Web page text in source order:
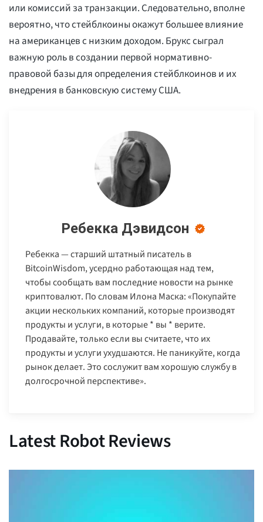
или комиссий за транзакции. Следовательно, вполне
вероятно, что стейблкоины окажут большее влияние
на американцев с низким доходом. Брукс сыграл
важную роль в создании первой нормативно-
правовой базы для определения стейблкоинов и их
внедрения в банковскую систему США.
Ребекка Дэвидсон
Ребекка — старший штатный писатель в
BitcoinWisdom, усердно работающая над тем,
чтобы сообщать вам последние новости на рынке
криптовалют. По словам Илона Маска: «Покупайте
акции нескольких компаний, которые производят
продукты и услуги, в которые * вы * верите.
Продавайте, только если вы считаете, что их
продукты и услуги ухудшаются. Не паникуйте, когда
рынок делает. Это сослужит вам хорошую службу в
долгосрочной перспективе».
Latest Robot Reviews